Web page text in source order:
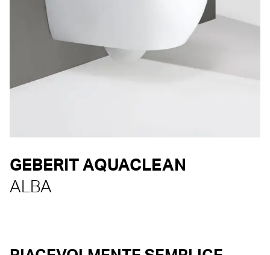
GEBERIT AQUACLEAN
ALBA